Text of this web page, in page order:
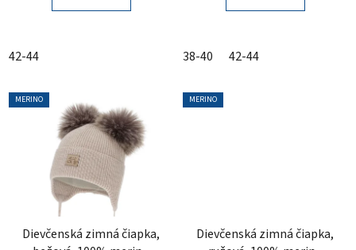
42-44 38-40 42-44
MERINO
Dievčenská zimná čiapka,
MERINO
Dievčenská zimná čiapka,